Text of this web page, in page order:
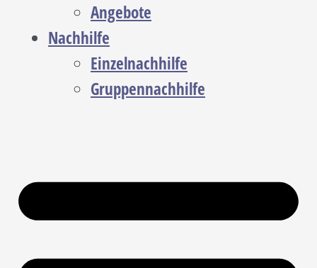
Angebote
Nachhilfe
Einzelnachhilfe
Gruppennachhilfe